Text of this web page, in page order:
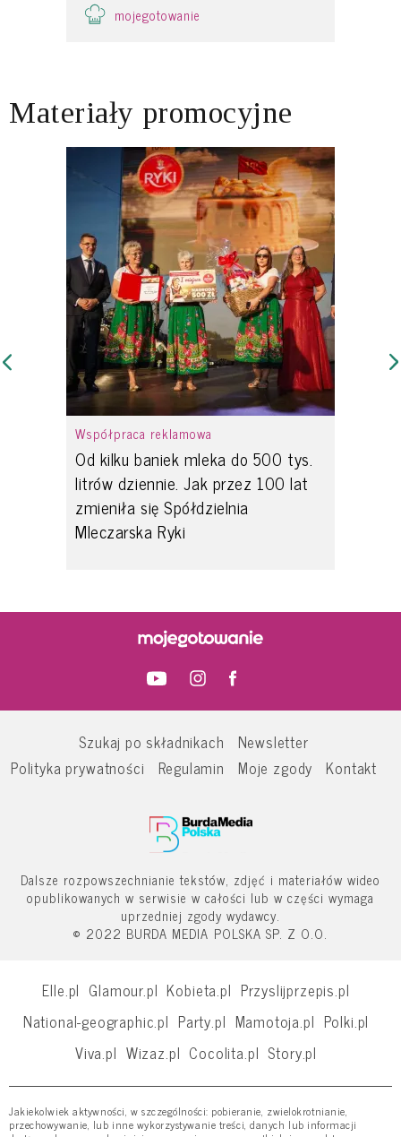
mojegotowanie
Materiały promocyjne
Współpraca reklamowa
Od kilku baniek mleka do 500 tys.
litrów dziennie. Jak przez 100 lat
zmieniła się Spółdzielnia
Mleczarska Ryki
Szukaj po składnikach
Newsletter
Polityka prywatności
Regulamin Moje zgody Kontakt
Dalsze rozpowszechnianie tekstów, zdjęć i materiałów wideo
opublikowanych w serwisie w całości lub w części wymaga
uprzedniej zgody wydawcy.
© 2022 BURDA MEDIA POLSKA SP. Z O.O.
Elle.pl Glamour.pl Kobieta.pl Przyslijprzepis.pl
National-geographic.pl Party.pl Mamotoja.pl Polki.pl
Viva.pl Wizaz.pl Cocolita.pl Story.pl
Jakiekolwiek aktywności, w szczególności: pobieranie, zwielokrotnianie,
przechowywanie, lub inne wykorzystywanie treści, danych lub informacji